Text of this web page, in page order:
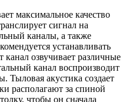
максимальное качество
сигнал на
каналы, а также
устанавливать
канал озвучивает различные
канал воспроизводит
Тыловая акустика создает
располагают за спиной
чтобы он сначала